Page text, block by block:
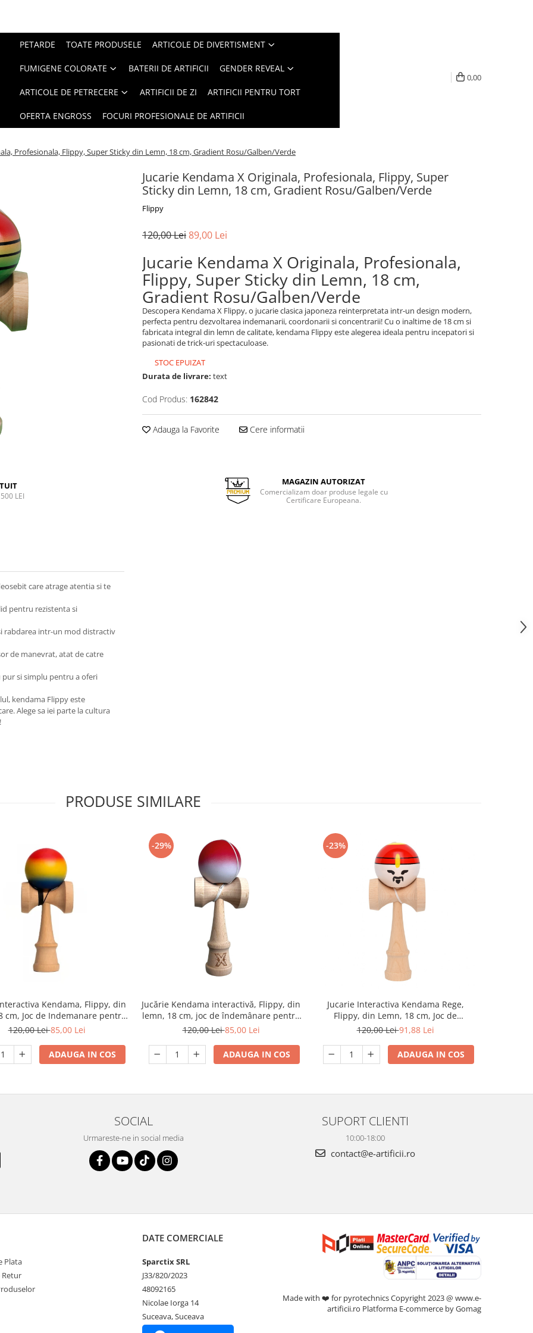
PETARDE TOATE PRODUSELE ARTICOLE DE DIVERTISMENT
FUMIGENE COLORATE BATERII DE ARTIFICII GENDER REVEAL
ARTICOLE DE PETRECERE ARTIFICII DE ZI ARTIFICII PENTRU TORT
OFERTA ENGROSS FOCURI PROFESIONALE DE ARTIFICII
0,00
Profesionala, Flippy, Super Sticky din Lemn, 18 cm, Gradient Rosu/Galben/Verde
Jucarie Kendama X Originala, Profesionala, Flippy, Super
Sticky din Lemn, 18 cm, Gradient Rosu/Galben/Verde
Flippy
120,00 Lei89,00 Lei
Jucarie Kendama X Originala, Profesionala,
Flippy, Super Sticky din Lemn, 18 cm,
Gradient Rosu/Galben/Verde
Descopera Kendama X Flippy, o jucarie clasica japoneza reinterpretata intr-un design modern,
perfecta pentru dezvoltarea indemanarii, coordonarii si concentrarii! Cu o inaltime de 18 cm si
fabricata integral din lemn de calitate, kendama Flippy este alegerea ideala pentru incepatori si
pasionati de trick-uri spectaculoase.
STOC EPUIZAT
Durata de livrare: text
Cod Produs: 162842
Adauga la Favorite Cere informatii
LEI
MAGAZIN AUTORIZAT
Comercializam doar produse legale cu
Certificare Europeana.
care atrage atentia si te
pentru rezistenta si
rabdarea intr-un mod distractiv
de manevrat, atat de catre
si simplu pentru a oferi
kendama Flippy este
Alege sa iei parte la cultura
PRODUSE SIMILARE
Kendama, Flippy, din
cm, Joc de Indemanare pentru
Adulti, Model Gradient 8, Rosu/
120,00 Lei85,00 Lei
ADAUGA IN COS
-29%
Jucărie Kendama interactivă, Flippy, din
lemn, 18 cm, joc de îndemânare pentru
copii și adulți, model gradient - roz și
120,00 Lei85,00 Lei
ADAUGA IN COS
-23%
Jucarie Interactiva Kendama Rege,
Flippy, din Lemn, 18 cm, Joc de
Indemanare pentru Copii si Adulti,
120,00 Lei91,88 Lei
ADAUGA IN COS
SOCIAL
Urmareste-ne in social media
SUPORT CLIENTI
10:00-18:00
contact@e-artificii.ro
Plata
Retur
DATE COMERCIALE
Sparctix SRL
J33/820/2023
48092165
Nicolae Iorga 14
Suceava, Suceava
Made with ❤️ for pyrotechnics Copyright 2023 @ www.e-
artificii.ro Platforma E-commerce by Gomag